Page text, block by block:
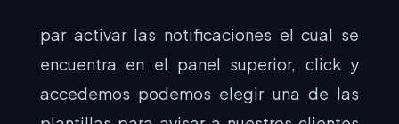
par activar las notificaciones el cual se
encuentra en el panel superior, click y
accedemos podemos elegir una de las